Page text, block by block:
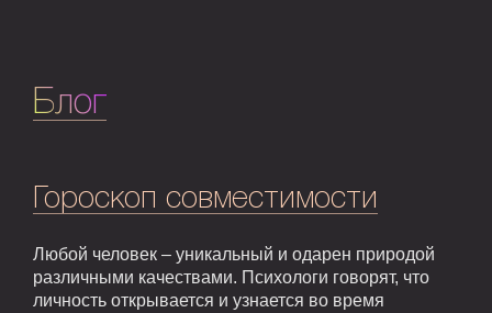
Блог
Гороскоп совместимости
Любой человек – уникальный и одарен природой
различными качествами. Психологи говорят, что
личность открывается и узнается во время